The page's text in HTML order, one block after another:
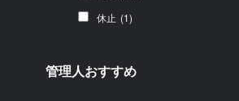
休止 (1)
管理人おすすめ